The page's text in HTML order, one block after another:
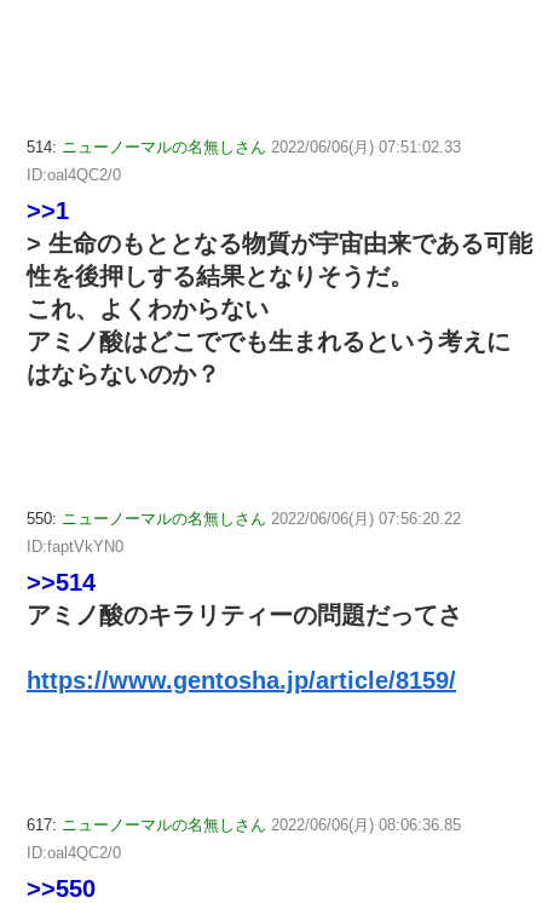
514: ニューノーマルの名無しさん 2022/06/06(月) 07:51:02.33
ID:oal4QC2/0
>>1
> 生命のもととなる物質が宇宙由来である可能
性を後押しする結果となりそうだ。
これ、よくわからない
アミノ酸はどこででも生まれるという考えに
はならないのか？
550: ニューノーマルの名無しさん 2022/06/06(月) 07:56:20.22
ID:faptVkYN0
>>514
アミノ酸のキラリティーの問題だってさ
https://www.gentosha.jp/article/8159/
617: ニューノーマルの名無しさん 2022/06/06(月) 08:06:36.85
ID:oal4QC2/0
>>550